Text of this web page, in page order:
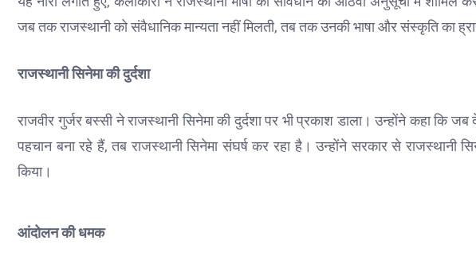
जब तक राजस्थानी को संवैधानिक मान्यता नहीं मिलती, तब तक उनकी भाषा और संस्कृति का
राजस्थानी सिनेमा की दुर्दशा
राजवीर गुर्जर बस्सी ने राजस्थानी सिनेमा की दुर्दशा पर भी प्रकाश डाला। उन्होंने कहा कि
पहचान बना रहे हैं, तब राजस्थानी सिनेमा संघर्ष कर रहा है। उन्होंने सरकार से राजस्थानी
किया।
आंदोलन की धमक